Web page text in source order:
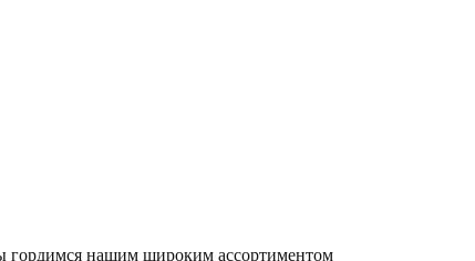
нашим широким ассортиментом